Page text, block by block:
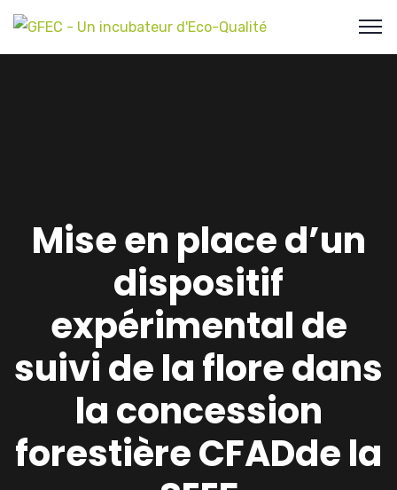
Mise en place d’un
dispositif
expérimental de
suivi de la flore dans
la concession
forestière CFADde la